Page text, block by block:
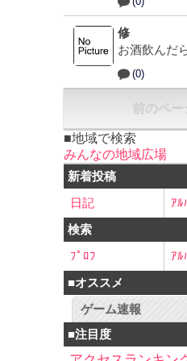
修
お酒飲んだ
(0)
前のペー
■地域で検索
みんなの地域広場
新着投稿
日記
ｱﾙ
検索
ﾌﾟﾛﾌ
ｱﾙ
■オススメ
ゲーム速報
■注目度